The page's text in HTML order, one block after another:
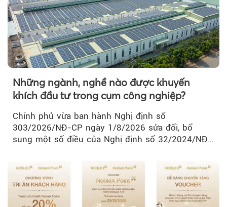
Những ngành, nghề nào được khuyến
khích đầu tư trong cụm công nghiệp?
Chính phủ vừa ban hành Nghị định số
303/2026/NĐ-CP ngày 1/8/2026 sửa đổi, bổ
sung một số điều của Nghị định số 32/2024/NĐ-